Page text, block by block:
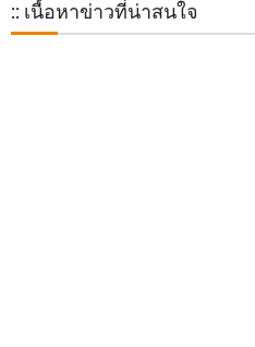
:: เนื้อหาข่าวที่น่าสนใจ